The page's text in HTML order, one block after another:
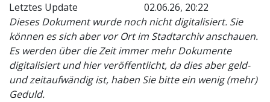
Letztes Update
02.06.26, 20:22
Dieses Dokument wurde noch nicht digitalisiert. Sie
können es sich aber vor Ort im Stadtarchiv anschauen.
Es werden über die Zeit immer mehr Dokumente
digitalisiert und hier veröffentlicht, da dies aber geld-
und zeitaufwändig ist, haben Sie bitte ein wenig (mehr)
Geduld.